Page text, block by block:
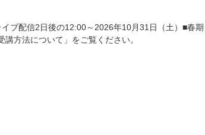
ブ配信2日後の12:00～2026年10月31日（土）■春期
方法について」をご覧ください。